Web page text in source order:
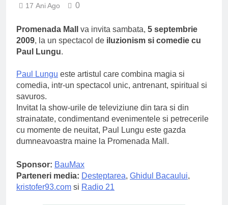
17 Ani Ago 0
Promenada Mall va invita sambata, 5 septembrie
2009, la un spectacol de iluzionism si comedie cu
Paul Lungu.
Paul Lungu este artistul care combina magia si
comedia, intr-un spectacol unic, antrenant, spiritual si
savuros.
Invitat la show-urile de televiziune din tara si din
strainatate, condimentand evenimentele si petrecerile
cu momente de neuitat, Paul Lungu este gazda
dumneavoastra maine la Promenada Mall.
Sponsor: BauMax
Parteneri media: Desteptarea, Ghidul Bacaului,
kristofer93.com si Radio 21